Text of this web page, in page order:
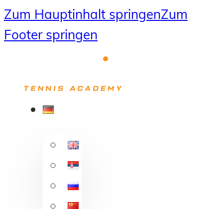
Zum Hauptinhalt springenZum
Footer springen